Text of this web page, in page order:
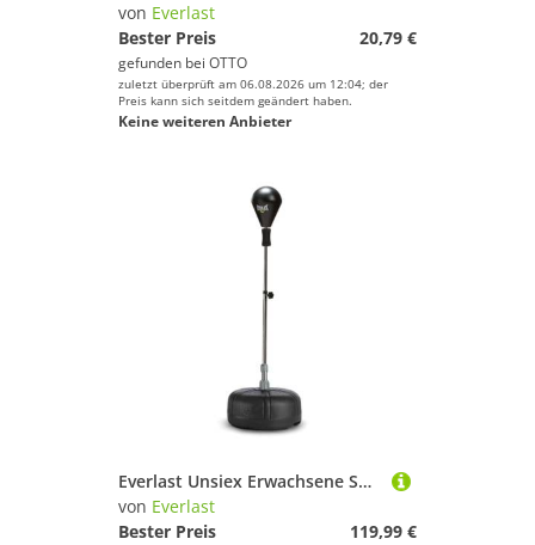
von Everlast
Bester Preis
20,79 €
gefunden bei OTTO
zuletzt überprüft am 06.08.2026 um 12:04; der
Preis kann sich seitdem geändert haben.
Keine weiteren Anbieter
Everlast Unsiex Erwachsene Sport Boxen Standboxsack Reflex Bag, Schwarz, Einheitsgröße
von Everlast
Bester Preis
119,99 €